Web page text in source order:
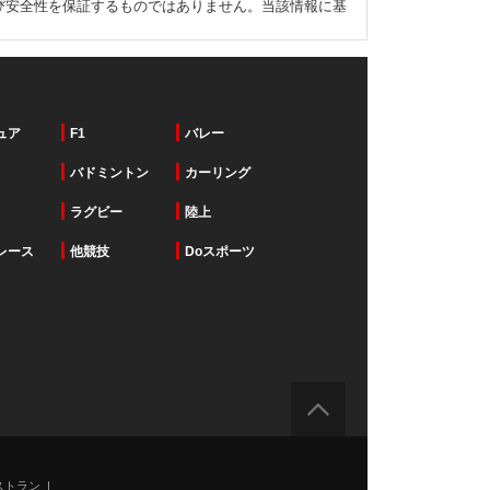
全性を保証するものではありません。当該情報に基
ア F1 バレー
バドミントン カーリング
ラグビー 陸上
ース 他競技 Doスポーツ
ラン